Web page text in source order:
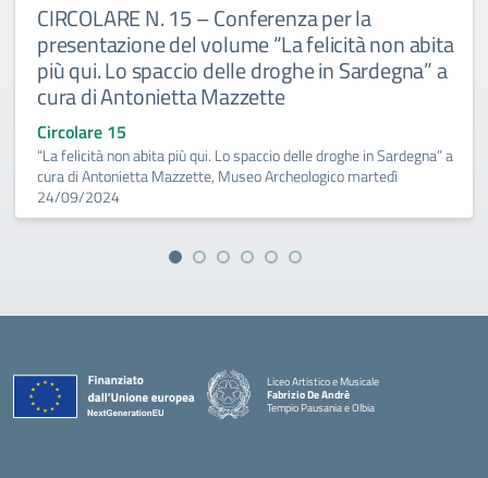
CIRCOLARE N. 15 – Conferenza per la
presentazione del volume “La felicità non abita
più qui. Lo spaccio delle droghe in Sardegna” a
cura di Antonietta Mazzette
Circolare 15
“La felicità non abita più qui. Lo spaccio delle droghe in Sardegna” a
cura di Antonietta Mazzette, Museo Archeologico martedì
24/09/2024
Liceo Artistico e Musicale
Fabrizio De Andrè
Tempio Pausania e Olbia
— Visita la pagina iniziale della scuola